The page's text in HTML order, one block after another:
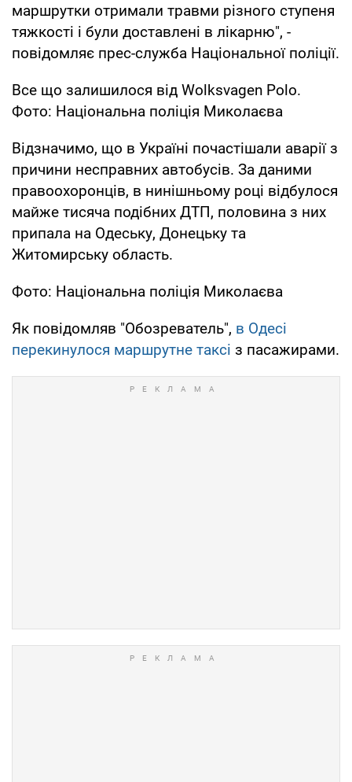
маршрутки отримали травми різного ступеня
тяжкості і були доставлені в лікарню", -
повідомляє прес-служба Національної поліції.
Все що залишилося від Wolksvagen Polo.
Фото: Національна поліція Миколаєва
Відзначимо, що в Україні почастішали аварії з
причини несправних автобусів. За даними
правоохоронців, в нинішньому році відбулося
майже тисяча подібних ДТП, половина з них
припала на Одеську, Донецьку та
Житомирську область.
Фото: Національна поліція Миколаєва
Як повідомляв "Обозреватель", в Одесі
перекинулося маршрутне таксі з пасажирами.